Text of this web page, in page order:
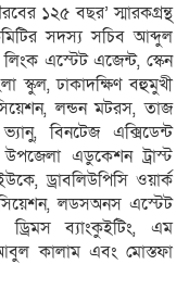
১২৫ বছর’ স্মারকগ্রন্থ
সদস্য সচিব আব্দুল
এস্টেট এজেন্ট, স্কেন
স্কুল, ঢাকাদক্ষিণ বহুমুখী
লন্ডন মটরস, তাজ
বিনটেজ এক্সিডেন্ট
উপজেলা এডুকেশন ট্রাস্ট
ড্রাবলিউপিসি ওয়ার্ক
লডসঅনস এস্টেট
ড্রিমস ব্যাংকুইটিং, এম
কালাম এবং মোস্তফা